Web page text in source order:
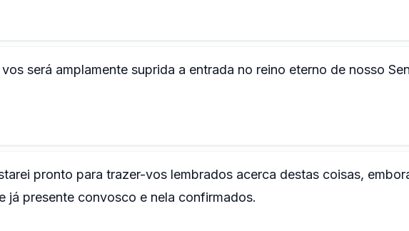
será amplamente suprida a entrada no reino eterno de nosso
pronto para trazer-vos lembrados acerca destas coisas,
já presente convosco e nela confirmados.